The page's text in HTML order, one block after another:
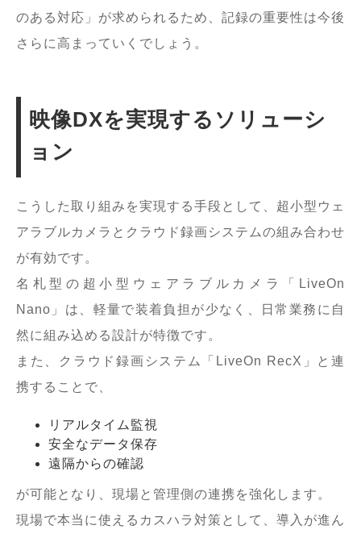
のある対応」が求められるため、記録の重要性は今後
さらに高まっていくでしょう。
映像DXを実現するソリューシ
ョン
こうした取り組みを実現する手段として、超小型ウェ
アラブルカメラとクラウド録画システムの組み合わせ
が有効です。
名札型の超小型ウェアラブルカメラ「LiveOn
Nano」は、軽量で装着負担が少なく、日常業務に自
然に組み込める設計が特徴です。
また、クラウド録画システム「LiveOn RecX」と連
携することで、
リアルタイム監視
安全なデータ保存
遠隔からの確認
が可能となり、現場と管理側の連携を強化します。
現場で本当に使えるカスハラ対策として、導入が進ん